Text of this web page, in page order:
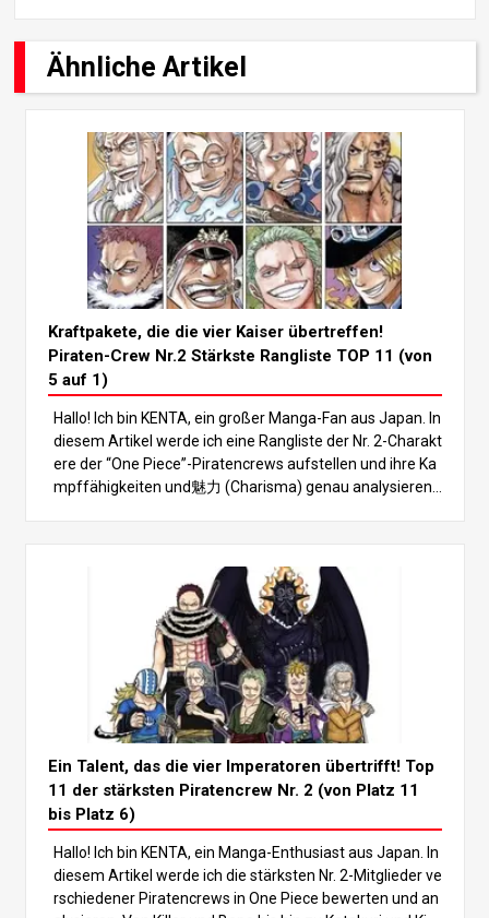
Ähnliche Artikel
Kraftpakete, die die vier Kaiser übertreffen!
Piraten-Crew Nr.2 Stärkste Rangliste TOP 11 (von
5 auf 1)
Hallo! Ich bin KENTA, ein großer Manga-Fan aus Japan. In
diesem Artikel werde ich eine Rangliste der Nr. 2-Charakt
ere der “One Piece”-Piratencrews aufstellen und ihre Ka
mpffähigkeiten und魅力 (Charisma) genau analysieren.
Welt von “One Piece” gibt es viele mächtige Charaktere,
aber die Nummer 2 der Piratencrews zeichnet sich beso
nders durch ihre immensen Kampffähigkeiten aus. Dies
e Charaktere entsprechen oft der Stärke ihres Kapitäns,
der in der Regel zu den stärksten Figuren wie den Vier Ka
isern oder den Sieben Kriegsherren der See gehört und e
ine wichtige Rolle für den Fortgang der Geschichte spielt.
In diesem Artikel befassen wir uns mit den stärksten Ch
arakteren der Nr. 2 und stellen die TOP 11 vor. Analysiere
n wir den Kampfstil und die Eigenschaften jedes einzeln
en, um herauszufinden, wer der Stärkste ist! Los geht’s
mit der Rangliste! Das solltet ihr nicht verpassen! 5. Plat
z: Sabo Sabo, die Nr. 2 der Revolutionsarmee, ist bekann
t als Luffys und Aces eingeschworener Bruder. Seine St
ärke liegt in seinem Allround-Kampfstil, bei dem er Kam
Ein Talent, das die vier Imperatoren übertrifft! Top
11 der stärksten Piratencrew Nr. 2 (von Platz 11
bis Platz 6)
Hallo! Ich bin KENTA, ein Manga-Enthusiast aus Japan. In
diesem Artikel werde ich die stärksten Nr. 2-Mitglieder ve
rschiedener Piratencrews in One Piece bewerten und an